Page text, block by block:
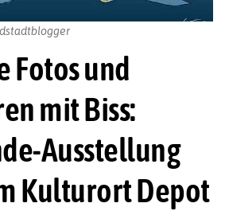
Fotos und
mit Biss:
Ausstellung
Kulturort Depot